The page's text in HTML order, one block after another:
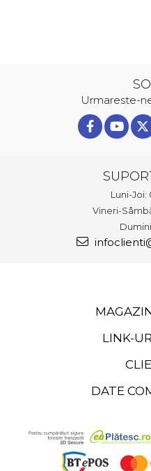
Urmareste-
Luni-Joi:
Vineri-
LINK-
DATE